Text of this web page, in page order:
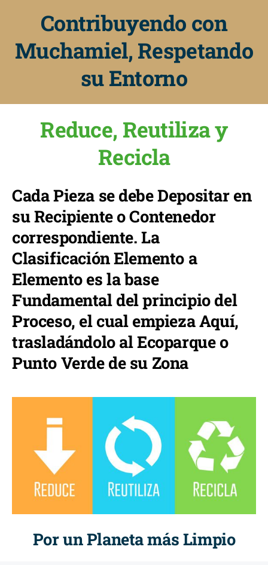
Contribuyendo con
Muchamiel, Respetando
su Entorno
Reduce, Reutiliza y
Recicla
Cada Pieza se debe Depositar en
su Recipiente o Contenedor
correspondiente. La
Clasificación Elemento a
Elemento es la base
Fundamental del principio del
Proceso, el cual empieza Aquí,
trasladándolo al Ecoparque o
Punto Verde de su Zona
Por un Planeta más Limpio